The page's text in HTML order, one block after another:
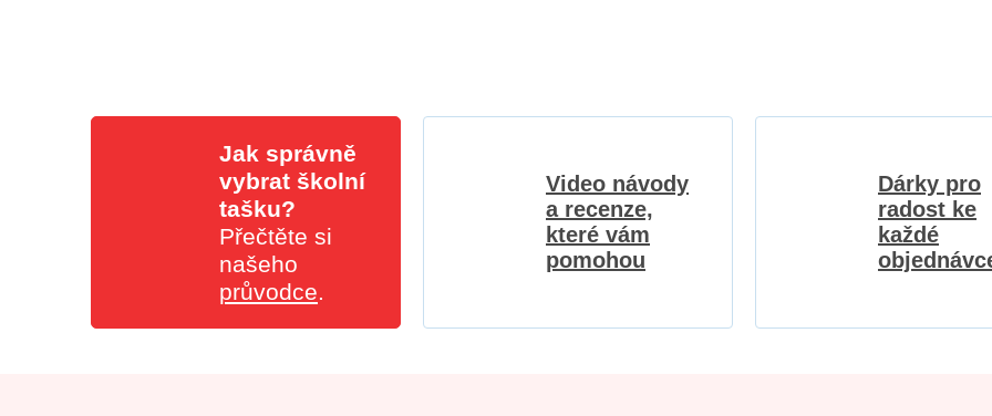
Jak správně
vybrat školní
tašku?
Přečtěte si
našeho
průvodce.
Video návody
a recenze,
které vám
pomohou
Dárky pro
radost ke
každé